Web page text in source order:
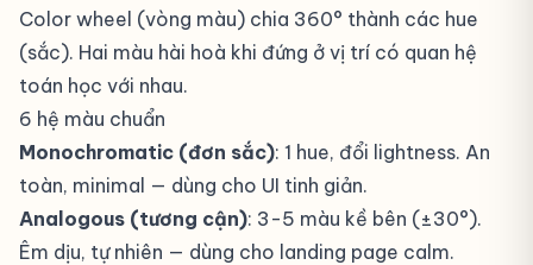
Color wheel (vòng màu) chia 360° thành các hue
(sắc). Hai màu hài hoà khi đứng ở vị trí có quan hệ
toán học với nhau.
6 hệ màu chuẩn
Monochromatic (đơn sắc): 1 hue, đổi lightness. An
toàn, minimal — dùng cho UI tinh giản.
Analogous (tương cận): 3-5 màu kề bên (±30°).
Êm dịu, tự nhiên — dùng cho landing page calm.